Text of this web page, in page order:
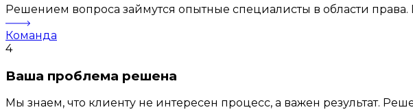
Решением вопроса займутся опытные специалисты в области
Команда
4
Ваша проблема решена
Мы знаем, что клиенту не интересен процесс, а важен результат.